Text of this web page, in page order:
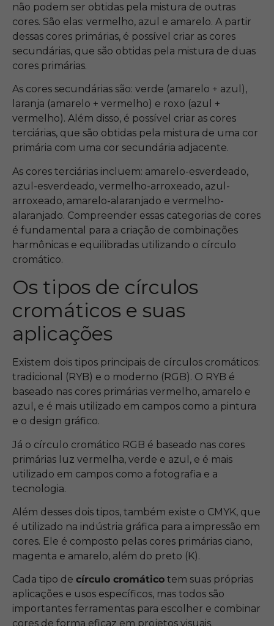
não podem ser obtidas pela mistura de outras
cores. São elas: vermelho, azul e amarelo. A partir
dessas cores primárias, é possível criar as cores
secundárias, que são obtidas pela mistura de duas
cores primárias.
As cores secundárias são: verde (amarelo + azul),
laranja (amarelo + vermelho) e roxo (azul +
vermelho). Além disso, é possível criar as cores
terciárias, que são obtidas pela mistura de uma cor
primária com uma cor secundária adjacente.
As cores terciárias incluem: amarelo-esverdeado,
azul-esverdeado, vermelho-arroxeado, azul-
arroxeado, amarelo-alaranjado e vermelho-
alaranjado. Compreender essas categorias de cores
é fundamental para a criação de combinações
harmônicas e equilibradas utilizando o círculo
cromático.
Os tipos de círculos
cromáticos e suas
aplicações
Existem dois tipos principais de círculos cromáticos:
tradicional (RYB) e o moderno (RGB). O RYB é
baseado nas cores primárias vermelho, amarelo e
azul, e é mais utilizado em campos como a pintura
e o design gráfico.
Já o círculo cromático RGB é baseado nas cores
primárias luz vermelha, verde e azul, e é mais
utilizado em campos como a fotografia e a
tecnologia.
Além desses dois tipos, também existe o CMYK, que
é utilizado na indústria gráfica para a impressão em
cores. Ele é composto pelas cores primárias ciano,
magenta e amarelo, além do preto (K).
Cada tipo de círculo cromático tem suas próprias
aplicações e usos específicos, mas todos são
importantes ferramentas para escolher e combinar
cores de forma eficaz em projetos visuais.